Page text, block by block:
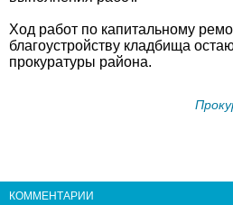
Ход работ по капитальному
благоустройству кладбища
прокуратуры района.
КОММЕНТАРИИ